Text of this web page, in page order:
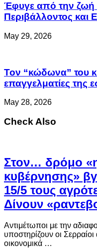
Έφυγε από την
Περιβάλλοντος και
May 29, 2026
Τον “κώδωνα” του
επαγγελματίες της
May 28, 2026
Check Also
Στον… δρόμο
κυβέρνησης»
15/5 τους
Δίνουν
Αντιμέτωποι με την
υποστηρίζουν οι
οικονομικά …